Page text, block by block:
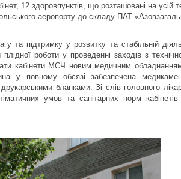
12 здоровпунктів, що розташовані на усій
аеропорту до складу ПАТ
та підтримку у розвитку та стабільній
роботи у проведенні заходів з
кабінети МСЧ новим медичним
у повному обсязі забезпечена
бланками. Зі слів головного
умов та санітарних норм